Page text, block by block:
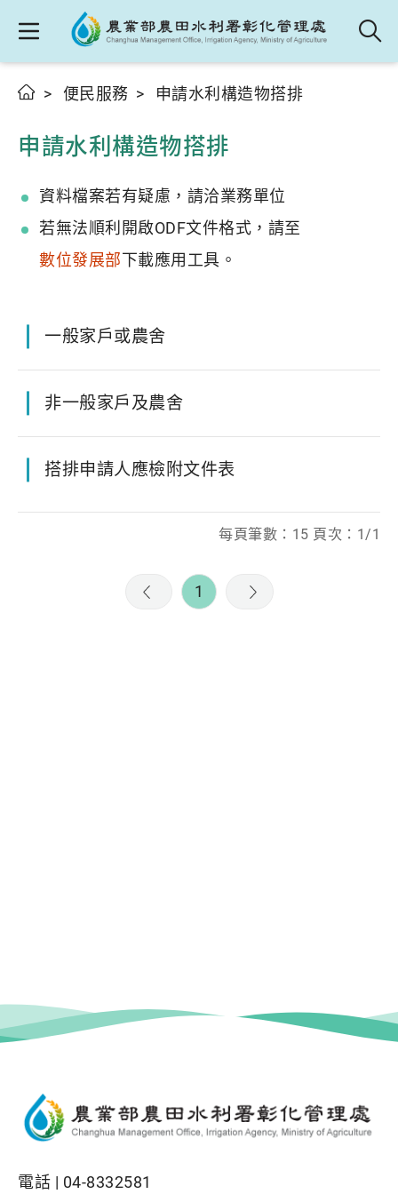
便民服務 申請水利構造物搭排
申請水利構造物搭排
資料檔案若有疑慮，請洽業務單位
若無法順利開啟ODF文件格式，請至
數位發展部下載應用工具。
一般家戶或農舍
非一般家戶及農舍
搭排申請人應檢附文件表
每頁筆數：15 頁次：1/1
1
電話 | 04-8332581